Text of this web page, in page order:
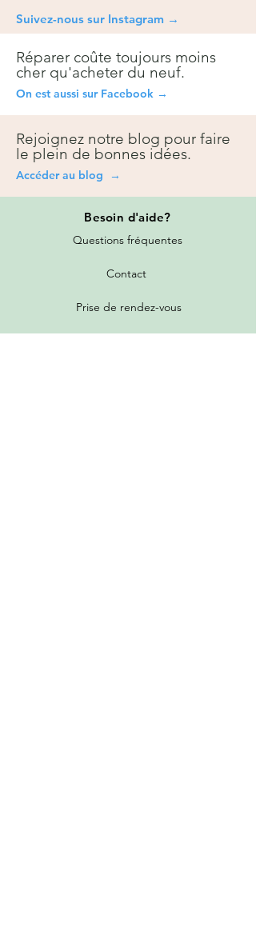
Suivez-nous sur Instagram →
Réparer coûte toujours moins
cher qu'acheter du neuf.
On est aussi sur Facebook →
Rejoignez notre blog pour faire
le plein de bonnes idées.
Accéder au blog →
Besoin d'aide?
Questions fréquentes
Contact
Prise de rendez-vous